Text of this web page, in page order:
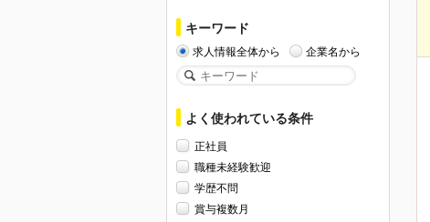
キーワード
求人情報全体から 企業名から
よく使われている条件
正社員
職種未経験歓迎
学歴不問
賞与複数月